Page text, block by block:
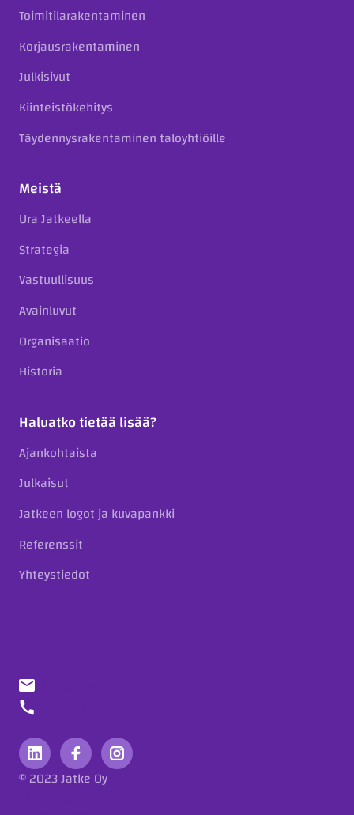
Toimitilarakentaminen
Korjausrakentaminen
Julkisivut
Kiinteistökehitys
Täydennysrakentaminen taloyhtiöille
Meistä
Ura Jatkeella
Strategia
Vastuullisuus
Avainluvut
Organisaatio
Historia
Haluatko tietää lisää?
Ajankohtaista
Julkaisut
Jatkeen logot ja kuvapankki
Referenssit
Yhteystiedot
© 2023 Jatke Oy